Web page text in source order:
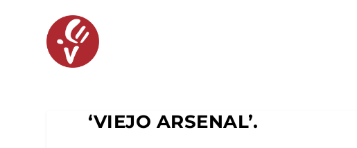
‘VIEJO ARSENAL’.